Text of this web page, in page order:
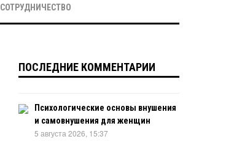
СОТРУДНИЧЕСТВО
ПОСЛЕДНИЕ КОММЕНТАРИИ
Психологические основы внушения
и самовнушения для женщин
5 августа 2026, 15:37